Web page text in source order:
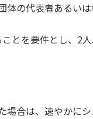
体の代表者あるい
とを要件とし、2
場合は、速やかに